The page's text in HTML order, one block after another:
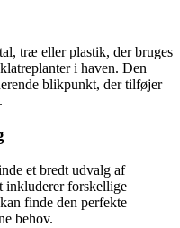
træ eller plastik, der bruges
i haven. Den
blikpunkt, der tilføjer
et bredt udvalg af
inkluderer forskellige
finde den perfekte
behov.